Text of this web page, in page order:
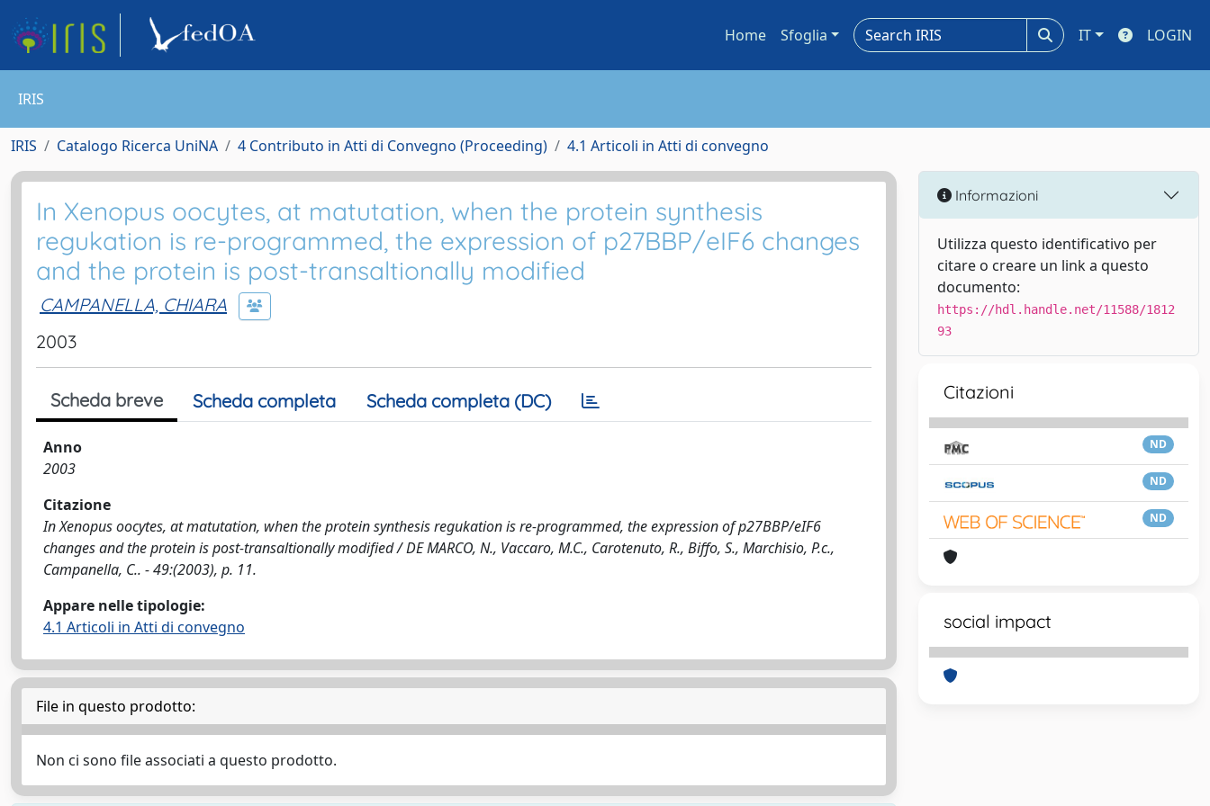
Home Sfoglia IT LOGIN
IRIS
IRIS Catalogo Ricerca UniNA 4 Contributo in Atti di Convegno (Proceeding) 4.1 Articoli in Atti di convegno
In Xenopus oocytes, at matutation, when the protein synthesis
regukation is re-programmed, the expression of p27BBP/eIF6 changes
and the protein is post-transaltionally modified
CAMPANELLA, CHIARA
2003
Scheda breve Scheda completa Scheda completa (DC)
Anno
2003
Citazione
In Xenopus oocytes, at matutation, when the protein synthesis regukation is re-programmed, the expression of p27BBP/eIF6
changes and the protein is post-transaltionally modified / DE MARCO, N., Vaccaro, M.C., Carotenuto, R., Biffo, S., Marchisio, P.c.,
Campanella, C.. - 49:(2003), p. 11.
Appare nelle tipologie:
4.1 Articoli in Atti di convegno
File in questo prodotto:
Non ci sono file associati a questo prodotto.
Informazioni
Utilizza questo identificativo per
citare o creare un link a questo
documento:
https://hdl.handle.net/11588/1812
93
Citazioni
ND
ND
ND
social impact